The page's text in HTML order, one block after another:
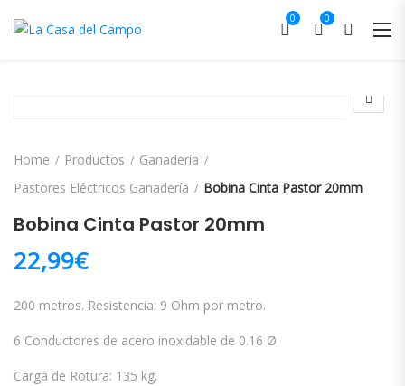
0 0
Home Productos
Ganadería
Pastores Eléctricos Ganadería
Bobina Cinta Pastor 20mm
Bobina Cinta Pastor 20mm
22,99€
200 metros. Resistencia: 9 Ohm por metro.
6 Conductores de acero inoxidable de 0.16 Ø
Carga de Rotura: 135 kg.